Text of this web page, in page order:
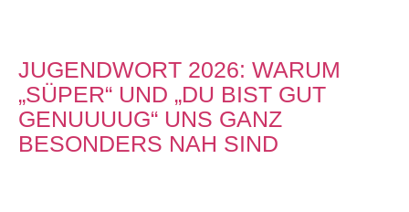
JUGENDWORT 2026: WARUM
„SÜPER“ UND „DU BIST GUT
GENUUUUG“ UNS GANZ
BESONDERS NAH SIND